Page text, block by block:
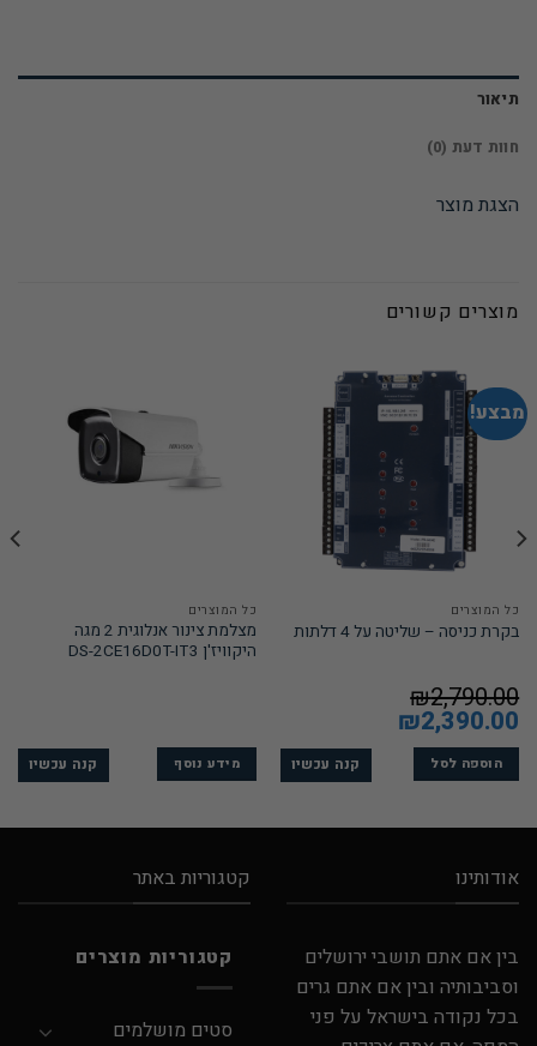
תיאור
חוות דעת (0)
הצגת מוצר
מוצרים קשורים
מבצע!
כל המוצרים
בקרת כניסה – שליטה על 4 דלתות
₪2,790.00
המחיר
המקורי
היה:
₪2,790.00.
₪2,390.00 המחיר
הנוכחי
₪2,390.00. הוספה לסל קנה עכשיו
כל המוצרים
מצלמת צינור אנלוגית 2 מגה
היקוויז'ן DS-2CE16D0T-IT3
מידע נוסף קנה עכשיו
אודותינו
בין אם אתם תושבי ירושלים
וסביבותיה ובין אם אתם גרים
בכל נקודה בישראל על פני
קטגוריות באתר
קטגוריות מוצרים
סטים מושלמים